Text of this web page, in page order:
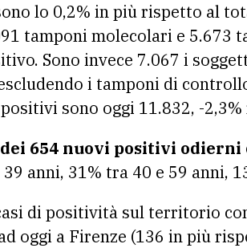
lo 0,2% in più rispetto al
tamponi molecolari e 5.673
Sono invece 7.067 i
i tamponi di
sono oggi 11.832, -
dei 654 nuovi positivi
anni, 31% tra 40 e 59 anni,
di positività sul territorio
oggi a Firenze (136 in più